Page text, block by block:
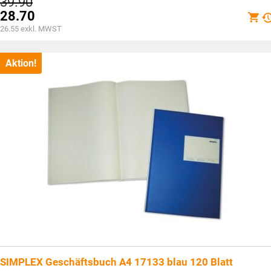
Preis
war:
CHF39.90
28.70
Aktueller
ist:
CHF28.70.
26.55 exkl. MWST
Aktion!
SIMPLEX Geschäftsbuch A4 17133 blau 120 Blatt